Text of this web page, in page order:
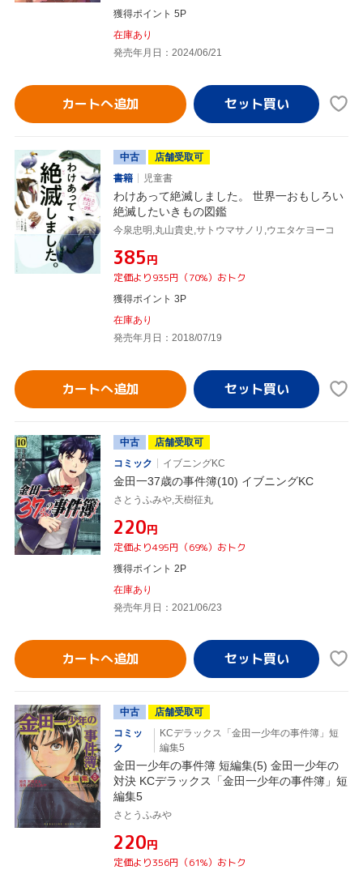
獲得ポイント 5P
在庫あり
発売年月日：2024/06/21
カートへ追加
中古
店舗受取可
書籍
児童書
わけあって絶滅しました。 世界一おもしろい
絶滅したいきもの図鑑
今泉忠明,丸山貴史,サトウマサノリ,ウエタケヨーコ
¥385円
定価より935円（70%）おトク
獲得ポイント 3P
在庫あり
発売年月日：2018/07/19
カートへ追加
中古
店舗受取可
コミック
イブニングKC
金田一37歳の事件簿(10) イブニングKC
さとうふみや,天樹征丸
¥220円
定価より495円（69%）おトク
獲得ポイント 2P
在庫あり
発売年月日：2021/06/23
カートへ追加
中古
店舗受取可
コミッ
ク
KCデラックス「金田一少年の事件簿」短
編集5
金田一少年の事件簿 短編集(5) 金田一少年の
対決 KCデラックス「金田一少年の事件簿」短
編集5
さとうふみや
¥220円
定価より356円（61%）おトク